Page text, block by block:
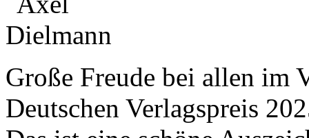
Große Freude bei allen im
Deutschen Verlagspreis